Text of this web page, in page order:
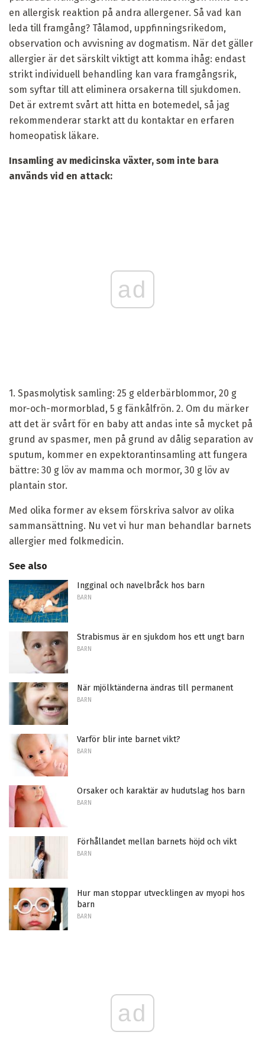
en allergisk reaktion på andra allergener. Så vad kan
leda till framgång? Tålamod, uppfinningsrikedom,
observation och avvisning av dogmatism. När det gäller
allergier är det särskilt viktigt att komma ihåg: endast
strikt individuell behandling kan vara framgångsrik,
som syftar till att eliminera orsakerna till sjukdomen.
Det är extremt svårt att hitta en botemedel, så jag
rekommenderar starkt att du kontaktar en erfaren
homeopatisk läkare.
Insamling av medicinska växter, som inte bara
används vid en attack:
ad
1. Spasmolytisk samling: 25 g elderbärblommor, 20 g
mor-och-mormorblad, 5 g fänkålfrön. 2. Om du märker
att det är svårt för en baby att andas inte så mycket på
grund av spasmer, men på grund av dålig separation av
sputum, kommer en expektorantinsamling att fungera
bättre: 30 g löv av mamma och mormor, 30 g löv av
plantain stor.
Med olika former av eksem förskriva salvor av olika
sammansättning. Nu vet vi hur man behandlar barnets
allergier med folkmedicin.
See also
Ingginal och navelbråck hos barn
BARN
Strabismus är en sjukdom hos ett ungt barn
BARN
När mjölktänderna ändras till permanent
BARN
Varför blir inte barnet vikt?
BARN
Orsaker och karaktär av hudutslag hos barn
BARN
Förhållandet mellan barnets höjd och vikt
BARN
Hur man stoppar utvecklingen av myopi hos
barn
BARN
ad